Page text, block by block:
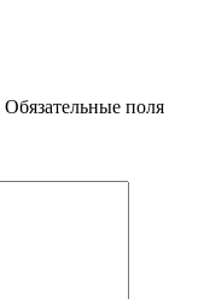
Обязательные поля